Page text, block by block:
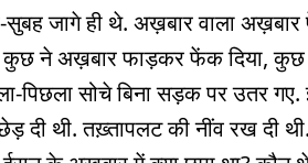
जागे ही थे. अख़बार वाला
कुछ ने अख़बार फाड़कर फेंक दिया,
पिछला सोचे बिना सड़क पर उतर
दी थी. तख़्तापलट की नींव रख दी